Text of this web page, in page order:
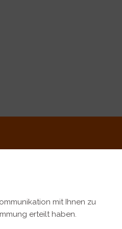
mit Ihnen zu
erteilt haben.